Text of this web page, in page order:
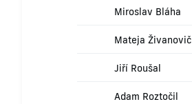
Miroslav Bláha
Mateja Živanovič
Jiří Roušal
Adam Roztočil